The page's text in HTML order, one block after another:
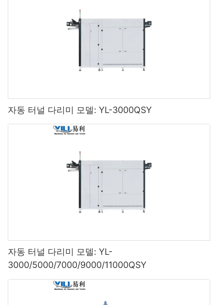
자동 터널 다리미 모델: YL-3000QSY
자동 터널 다리미 모델: YL-
3000/5000/7000/9000/11000QSY